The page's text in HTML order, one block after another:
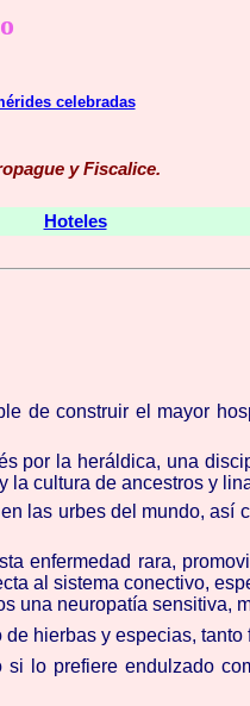
celebradas
y Fiscalice.
Hoteles
de construir el mayor
por la heráldica, una
cultura de ancestros y
las urbes del mundo, así
enfermedad rara,
al sistema conectivo,
una neuropatía sensitiva,
hierbas y especias,
lo prefiere endulzado